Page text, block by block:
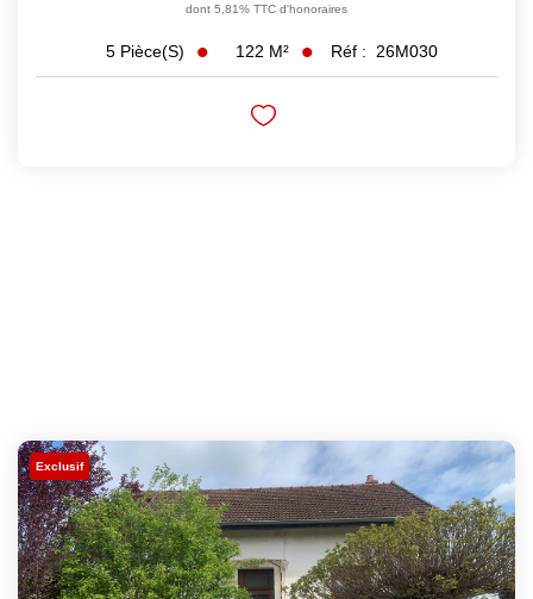
dont 5,81% TTC d'honoraires
5 Pièce(s) 122 M² Réf : 26M030
Exclusif